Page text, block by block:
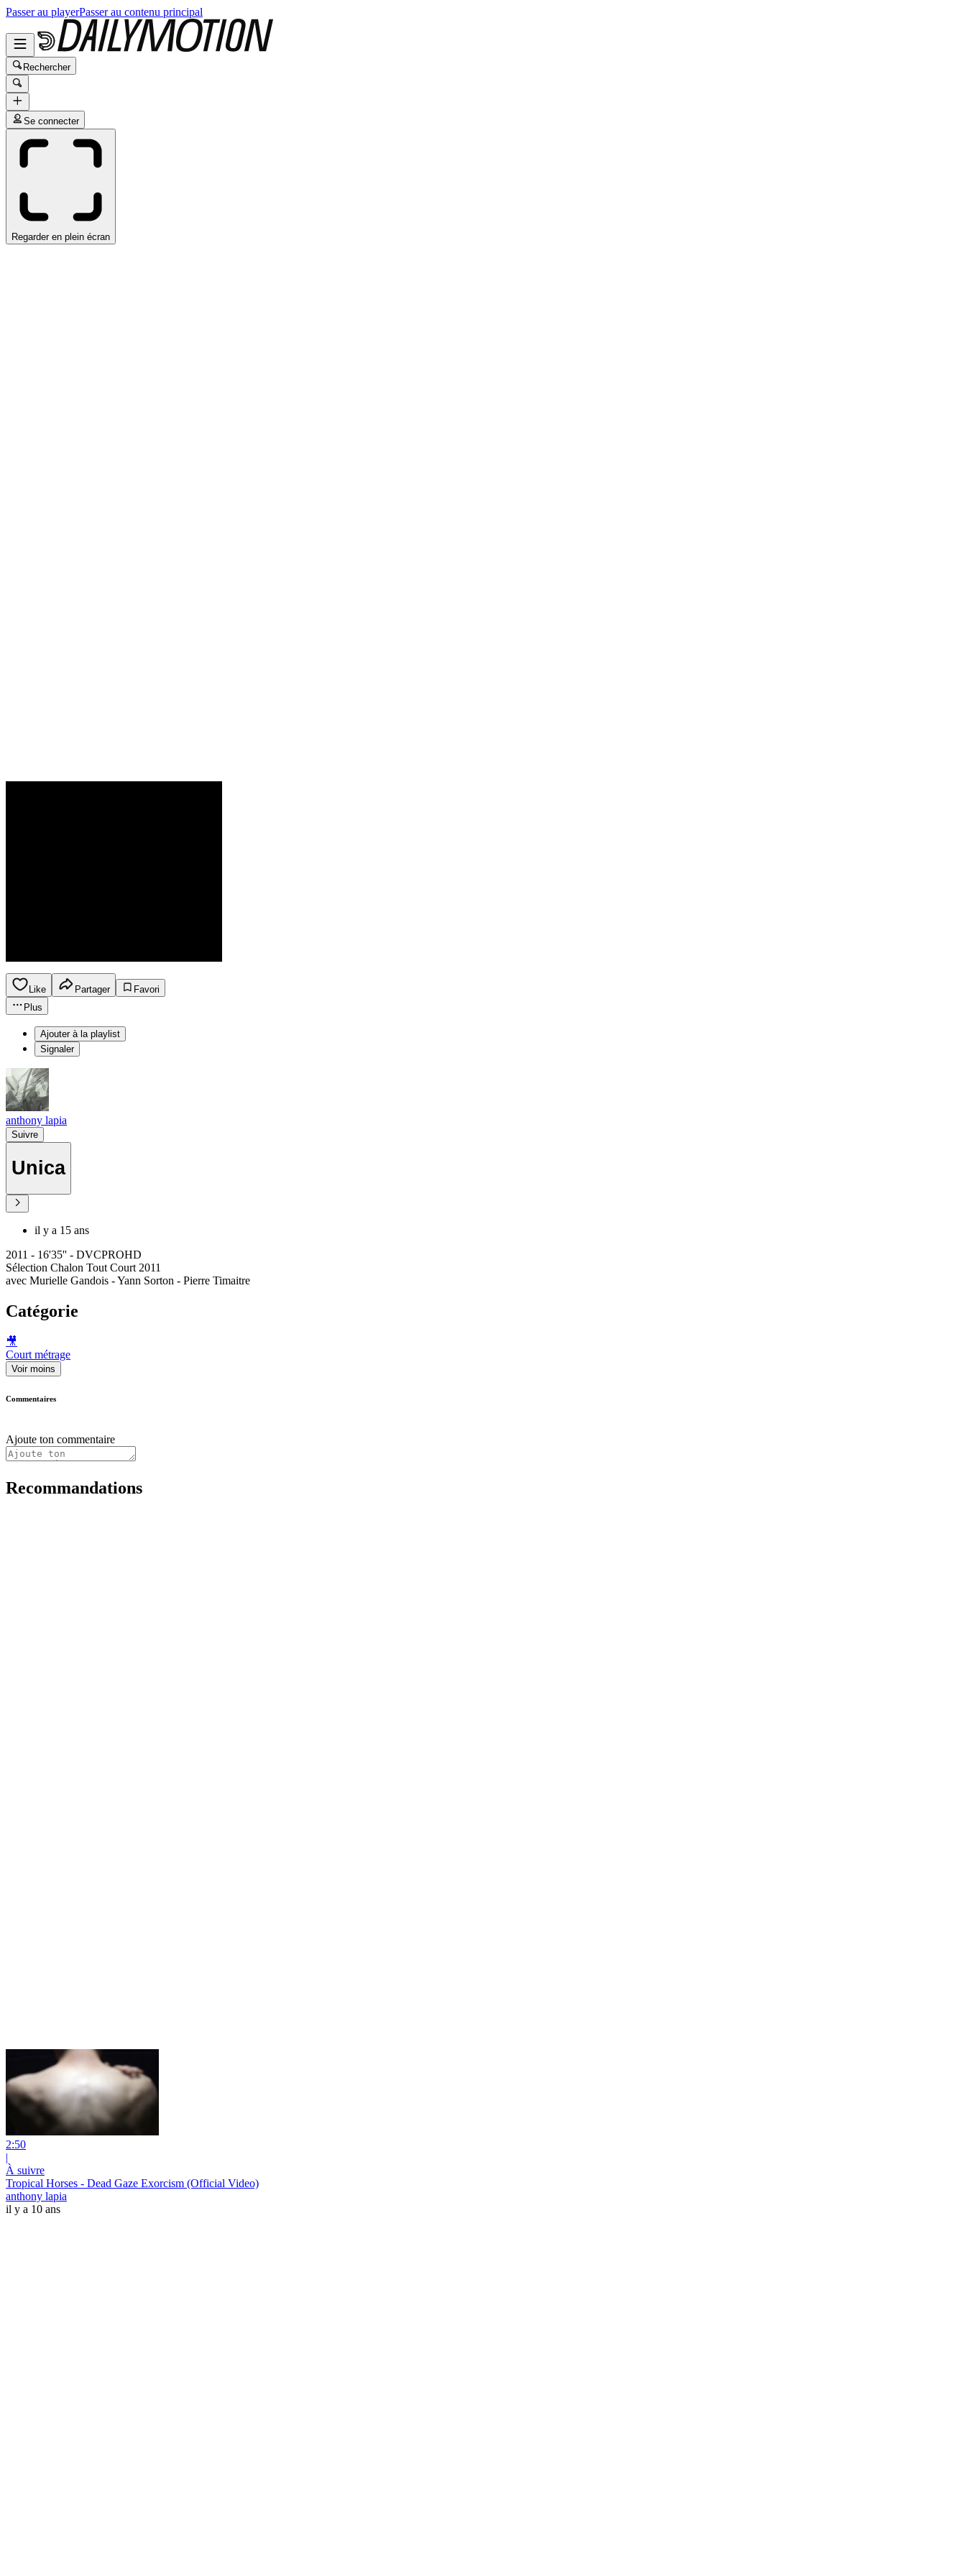
Passer au playerPasser au contenu principal
Rechercher
Se connecter
Regarder en plein écran
Like Partager
Favori
Plus
Ajouter à la playlist
Signaler
anthony lapia
Suivre
Unica
il y a 15 ans
2011 - 16'35'' - DVCPROHD
Sélection Chalon Tout Court 2011
avec Murielle Gandois - Yann Sorton - Pierre Timaitre
Catégorie
🎥
Court métrage
Voir moins
Commentaires
Ajoute ton commentaire
Recommandations
2:50
|
À suivre
Tropical Horses - Dead Gaze Exorcism (Official Video)
anthony lapia
il y a 10 ans